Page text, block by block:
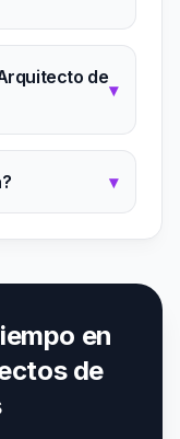
de
▾
▾
en
de